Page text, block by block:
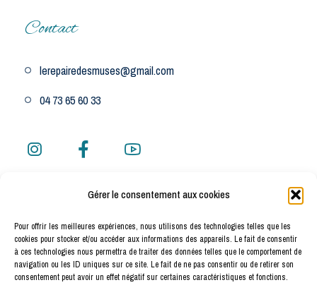
Gérer le consentement aux cookies
Pour offrir les meilleures expériences, nous utilisons des technologies telles que les
cookies pour stocker et/ou accéder aux informations des appareils. Le fait de consentir
à ces technologies nous permettra de traiter des données telles que le comportement de
navigation ou les ID uniques sur ce site. Le fait de ne pas consentir ou de retirer son
consentement peut avoir un effet négatif sur certaines caractéristiques et fonctions.
Contact
lerepairedesmuses@gmail.com
04 73 65 60 33
12 rue de Bellevue 63210 Saint Pierre Roche Auvergne
Voir sur la carte